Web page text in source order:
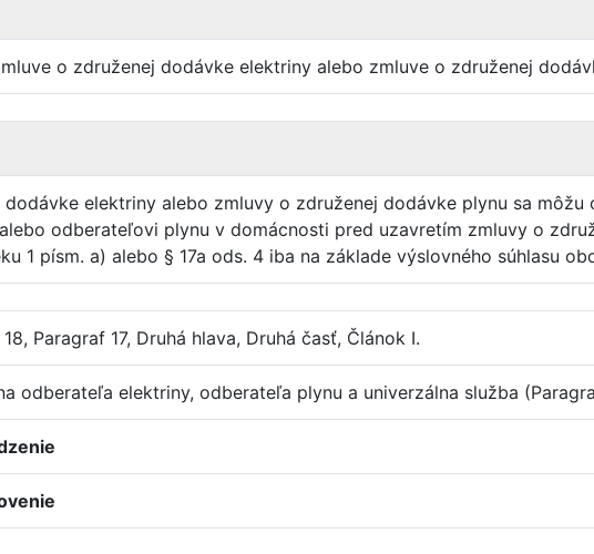
o združenej dodávke elektriny alebo zmluve o združenej
dodávke elektriny alebo zmluvy o združenej dodávke plynu sa
odberateľovi plynu v domácnosti pred uzavretím zmluvy o
1 písm. a) alebo § 17a ods. 4 iba na základe výslovného súhlasu
Paragraf 17, Druhá hlava, Druhá časť, Článok I.
odberateľa elektriny, odberateľa plynu a univerzálna služba